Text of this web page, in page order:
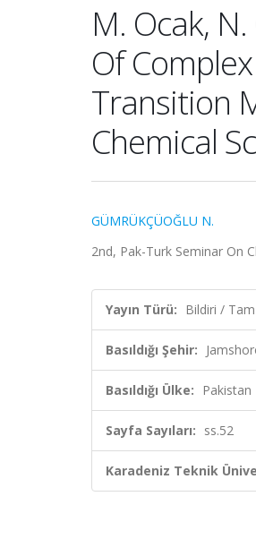
M. Ocak,
Of
Transition
Chemical
GÜMRÜKÇÜOĞLU N.
2nd, Pak-Turk Seminar On
Yayın Türü: Bildiri /
Basıldığı Şehir:
Basıldığı Ülke: Pakistan
Sayfa Sayıları: ss.52
Karadeniz Teknik